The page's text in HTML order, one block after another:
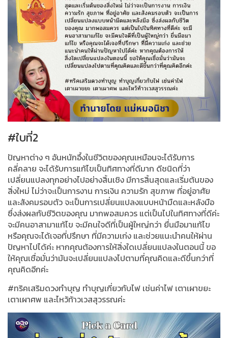
#ใบที่2
ปัญหาต่าง ๆ อันหนักอึ้งในชีวิตของคุณเหมือนจะได้รับการ
คลี่คลาย จะได้รับการแก้ไขเป็นทิศทางที่ดีมาก ดีชนิดที่ว่า
เปลี่ยนแปลงทุกอย่างไปอย่างสิ้นเชิง มีการสิ้นสุดและเริ่มต้นของ
สิ่งใหม่ ไม่ว่าจะเป็นการงาน การเงิน ความรัก สุขภาพ ที่อยู่อาศัย
และสังคมรอบตัว จะเป็นการเปลี่ยนแปลงแบบหน้ามืดและหลังมือ
ซึ่งส่งผลกับชีวิตของคุณ มากพอสมควร แต่เป็นไปในทิศทางที่ดีค่ะ
จะมีคนอาสามาแก้ไข จะมีคนใจดีที่เป็นผู้ใหญ่กว่า ยื่นมือมาแก้ไข
หรือคุณจะได้เจอที่ปรึกษา ที่มีความเก่ง และช่วยแนะนำคนให้ผ่าน
ปัญหาไปได้ค่ะ หากคุณต้องการให้สิ่งใดเปลี่ยนแปลงในตอนนี้ ขอ
ให้คุณเชื่อมั่นว่ามันจะเปลี่ยนแปลงไปตามที่คุณคิดและดีขึ้นกว่าที่
คุณคิดอีกค่ะ
#ทริคเสริมดวงทำบุญ ทำบุญเกี่ยวกับไฟ เช่นค่าไฟ เตาเผาขยะ
เตาเผาศพ และไหว้ท้าวเวสสุวรรณค่ะ